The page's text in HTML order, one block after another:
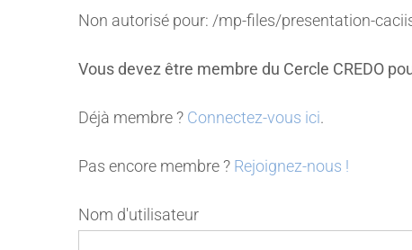
Non autorisé pour: /mp-files/presentation-
Vous devez être membre du Cercle CREDO
Déjà membre ? Connectez-vous ici.
Pas encore membre ? Rejoignez-nous !
Nom d'utilisateur